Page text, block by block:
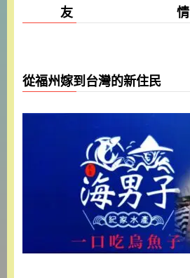
友 情
從福州嫁到台灣的新住民